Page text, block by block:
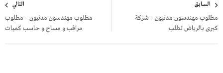
المقالات
السابق
مطلوب مهندسون مدنيون – شركة
كبرى بالرياض تطلب
التالي
مطلوب مهندسون مدنيون – مطلوب
مراقب و مساح و حاسب كميات